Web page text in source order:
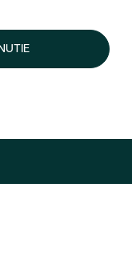
A
týždňov.